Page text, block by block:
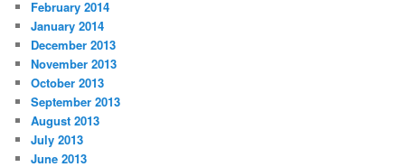
February 2014
January 2014
December 2013
November 2013
October 2013
September 2013
August 2013
July 2013
June 2013